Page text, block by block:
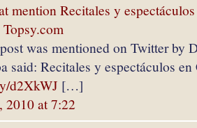
mention Recitales y
was mentioned on Twitter by
said: Recitales y espectáculos
d2XkWJ […]
2010 at 7:22